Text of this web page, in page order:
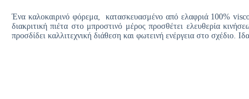
Ένα καλοκαιρινό φόρεμα, κατασκευασμένο από ελαφριά 100%
διακριτική πιέτα στο μπροστινό μέρος προσθέτει ελευθερία
προσδίδει καλλιτεχνική διάθεση και φωτεινή ενέργεια στο σχέδιο.